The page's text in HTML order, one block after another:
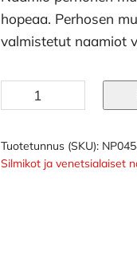
hopeaa. Perhosen
valmistetut naamiot
Naamio
perhonen
määrä
Tuotetunnus (SKU):
Silmikot ja venetsialaiset